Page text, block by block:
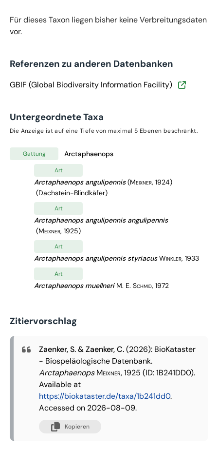
Für dieses Taxon liegen bisher keine Verbreitungsdaten
vor.
Referenzen zu anderen Datenbanken
GBIF (Global Biodiversity Information Facility)
Untergeordnete Taxa
Die Anzeige ist auf eine Tiefe von maximal 5 Ebenen beschränkt.
Gattung Arctaphaenops
Art
Arctaphaenops angulipennis (Meixner, 1924)
(Dachstein-Blindkäfer)
Art
Arctaphaenops angulipennis angulipennis
(Meixner, 1925)
Art
Arctaphaenops angulipennis styriacus Winkler, 1933
Art
Arctaphaenops muellneri M. E. Schmid, 1972
Zitiervorschlag
Zaenker, S. & Zaenker, C.(2026): BioKataster
- Biospeläologische Datenbank.
ArctaphaenopsMeixner, 1925 (ID: 1B241DD0).
Available at
https://biokataster.de/taxa/1b241dd0.
Accessed on 2026-08-09.
Kopieren